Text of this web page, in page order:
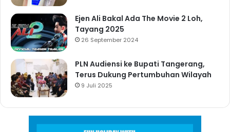
Ejen Ali Bakal Ada The Movie 2 Loh,
Tayang 2025
26 September 2024
PLN Audiensi ke Bupati Tangerang,
Terus Dukung Pertumbuhan Wilayah
9 Juli 2025